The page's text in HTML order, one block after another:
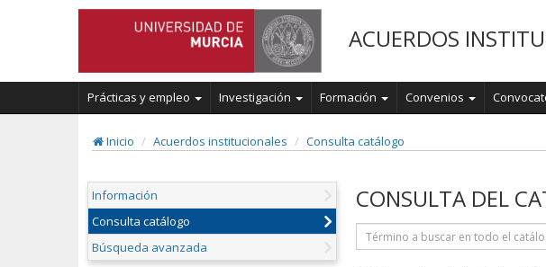
ACUERDOS
Prácticas y empleo Investigación Formación Convenios
Inicio Acuerdos institucionales Consulta catálogo
Información
Consulta catálogo
Búsqueda avanzada
CONSULTA DEL